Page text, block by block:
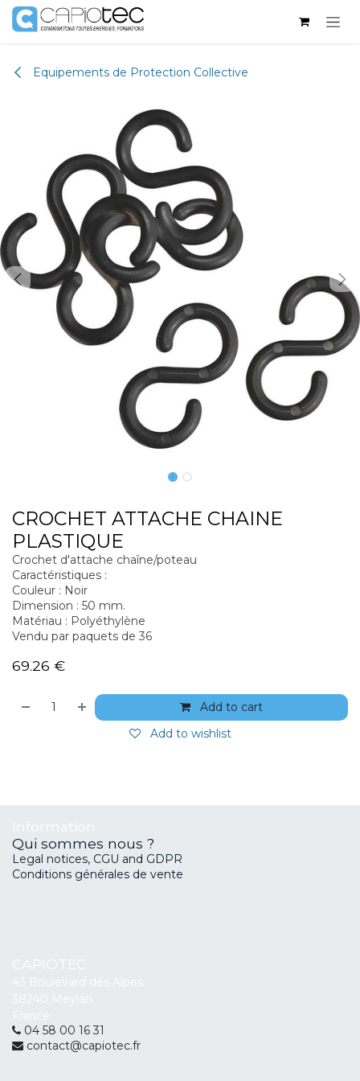
Skip to Content
Equipements de Protection Collective
CROCHET ATTACHE CHAINE
PLASTIQUE
Crochet d'attache chaîne/poteau
Caractéristiques :
Couleur : Noir
Dimension : 50 mm.
Matériau : Polyéthylène
Vendu par paquets de 36
69.26 €
Add to cart
Add to wishlist
Qui sommes nous ?
Legal notices, CGU and GDPR
Conditions générales de vente
04 58 00 16 31
contact@capiotec.fr